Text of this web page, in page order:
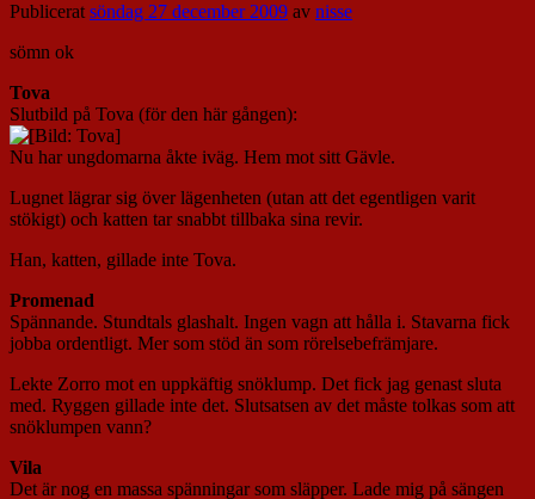
Publiceratsöndag 27 december 2009 av nisse
sömn ok
Tova
Slutbild på Tova (för den här gången):
Nu har ungdomarna åkte iväg. Hem mot sitt Gävle.
Lugnet lägrar sig över lägenheten (utan att det egentligen varit
stökigt) och katten tar snabbt tillbaka sina revir.
Han, katten, gillade inte Tova.
Promenad
Spännande. Stundtals glashalt. Ingen vagn att hålla i. Stavarna fick
jobba ordentligt. Mer som stöd än som rörelsebefrämjare.
Lekte Zorro mot en uppkäftig snöklump. Det fick jag genast sluta
med. Ryggen gillade inte det. Slutsatsen av det måste tolkas som att
snöklumpen vann?
Vila
Det är nog en massa spänningar som släpper. Lade mig på sängen